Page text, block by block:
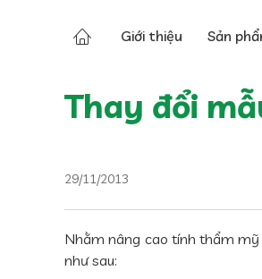
Giới thiệu Sản
Thay đổi
29/11/2013
Nhằm nâng cao tính thẩm mỹ
như sau: